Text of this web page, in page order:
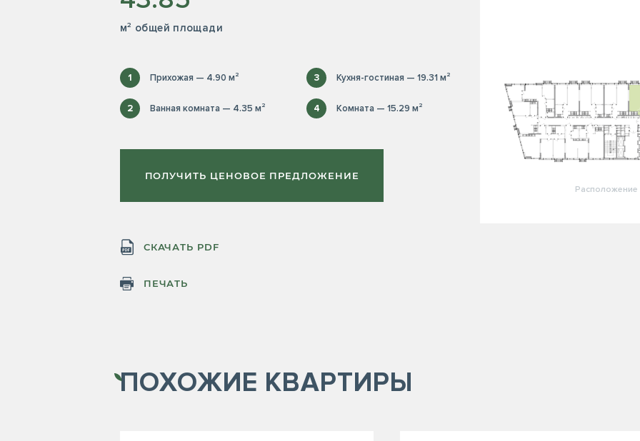
м² общей площади
1 Прихожая — 4.90 м²
2 Ванная комната — 4.35 м²
3 Кухня-гостиная — 19.31 м²
4 Комната — 15.29 м²
ПОЛУЧИТЬ ЦЕНОВОЕ ПРЕДЛОЖЕНИЕ
СКАЧАТЬ PDF
ПЕЧАТЬ
Расположение
ПОХОЖИЕ КВАРТИРЫ